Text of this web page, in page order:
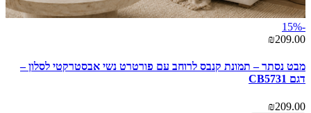
-15%
₪209.00
מבט נסתר – תמונת קנבס לרוחב עם פורטרט נשי אבסטרקטי לסלון –
דגם CB5731
₪209.00